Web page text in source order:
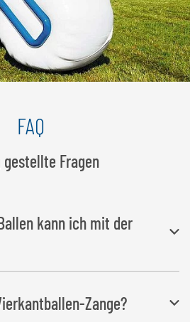
FAQ
gestellte Fragen
kann ich mit der
zum
Transportieren und Stapeln
Die Vierkantballen-Zange ist
Zange?